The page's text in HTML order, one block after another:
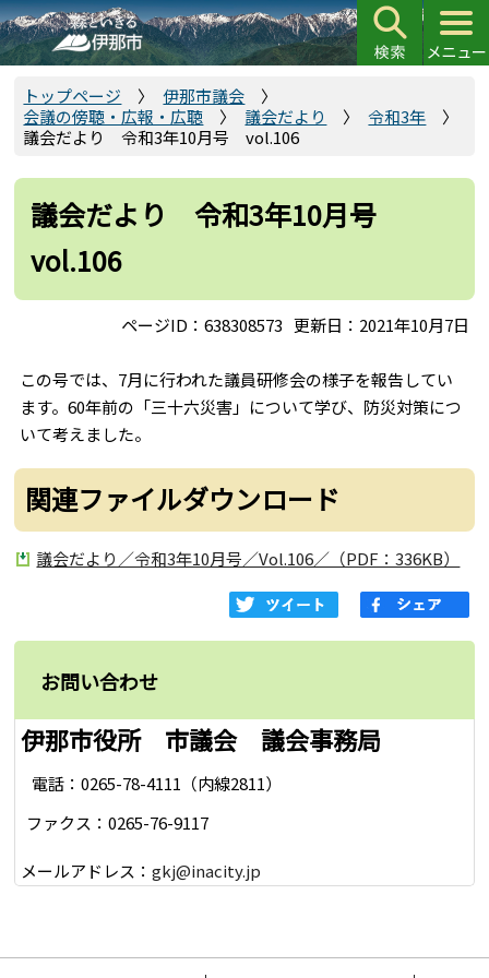
こ
の
ペ
先
トップページ
伊那市議会
会議の傍聴・広報・広聴
議会だより
令和3年
議会だより 令和3年10月号 vol.106
議会だより 令和3年10月号
vol.106
ページID：638308573 更新日：2021年10月7日
この号では、7月に行われた議員研修会の様子を報告してい
ます。60年前の「三十六災害」について学び、防災対策につ
いて考えました。
関連ファイルダウンロード
議会だより／令和3年10月号／Vol.106／（PDF：336KB）
お問い合わせ
伊那市役所 市議会 議会事務局
電話：0265-78-4111（内線2811）
ファクス：0265-76-9117
メールアドレス：gkj@inacity.jp